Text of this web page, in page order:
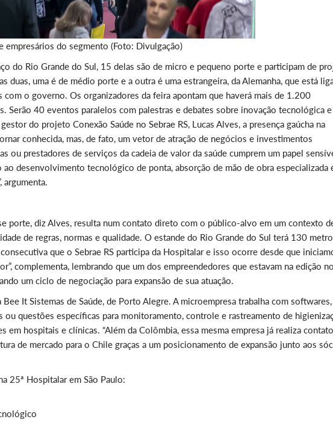
empresários do segmento (Foto: Divulgação)
do Rio Grande do Sul, 15 delas são de micro e pequeno porte e participam de
duas, uma é de médio porte e a outra é uma estrangeira, da Alemanha, que está
o governo. Os organizadores da feira apontam que haverá mais de 1.200
Serão 40 eventos paralelos com palestras e debates sobre inovação tecnológica
do projeto Conexão Saúde no Sebrae RS, Lucas Alves, a presença gaúcha na
conhecida, mas, de fato, um vetor de atração de negócios e investimentos
ou prestadores de serviços da cadeia de valor da saúde cumprem um papel
desenvolvimento tecnológico de ponta, absorção de mão de obra especializada
argumenta.
porte, diz Alves, resulta num contato direto com o público-alvo em um contexto
de regras, normas e qualidade. O estande do Rio Grande do Sul terá 130
que o Sebrae RS participa da Hospitalar e isso ocorre desde que
complementa, lembrando que um dos empreendedores que estavam na edição
um ciclo de negociação para expansão de sua atuação.
It Sistemas de Saúde, de Porto Alegre. A microempresa trabalha com
ou questões específicas para monitoramento, controle e rastreamento de
em hospitais e clínicas. “Além da Colômbia, essa mesma empresa já realiza
de mercado para o Chile graças a um posicionamento de expansão junto aos
25ª Hospitalar em São Paulo: